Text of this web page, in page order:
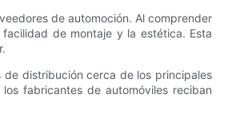
de automoción. Al comprender
de montaje y la estética. Esta
distribución cerca de los principales
fabricantes de automóviles reciban